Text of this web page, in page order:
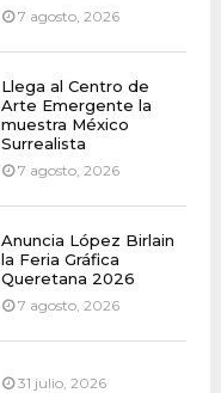
7 agosto, 2026
Llega al Centro de
Arte Emergente la
muestra México
Surrealista
7 agosto, 2026
Anuncia López Birlain
la Feria Gráfica
Queretana 2026
7 agosto, 2026
31 julio, 2026